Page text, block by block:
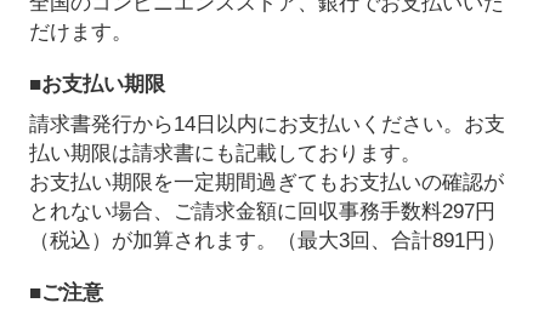
だけます。
■お支払い期限
請求書発行から14日以内にお支払いください。お支
払い期限は請求書にも記載しております。
お支払い期限を一定期間過ぎてもお支払いの確認が
とれない場合、ご請求金額に回収事務手数料297円
（税込）が加算されます。（最大3回、合計891円）
■ご注意